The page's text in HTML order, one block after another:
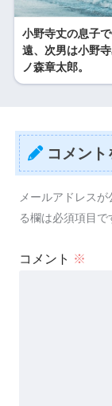
小野寺丈の息子
遠、次男は小野
ノ森章太郎。
コメント
メールアドレスが
る欄は必須項目で
コメント ※